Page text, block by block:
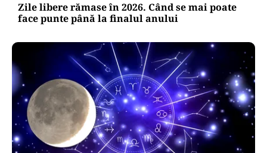
Zile libere rămase în 2026. Când se mai poate
face punte până la finalul anului